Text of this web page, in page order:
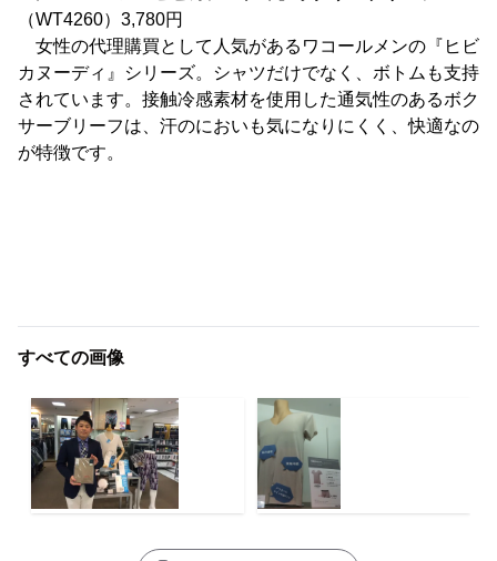
（WT4260）3,780円
女性の代理購買として人気があるワコールメンの『ヒビ
カヌーディ』シリーズ。シャツだけでなく、ボトムも支持
されています。接触冷感素材を使用した通気性のあるボク
サーブリーフは、汗のにおいも気になりにくく、快適なの
が特徴です。
すべての画像